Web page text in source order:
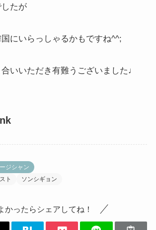
たが
にいらっしゃるかもですね^^;
いいただき有難うございました♩
ジシャン
ト ソンシギョン
かったらシェアしてね！